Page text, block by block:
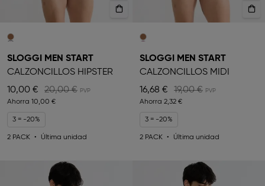
SLOGGI MEN START
CALZONCILLOS HIPSTER
10,00 €
20,00 €
Ahorra 10,00 €
3 = -20%
2 PACK Última unidad
SLOGGI MEN START
CALZONCILLOS MIDI
16,68 €
19,00 €
Ahorra 2,32 €
3 = -20%
2 PACK Última unidad